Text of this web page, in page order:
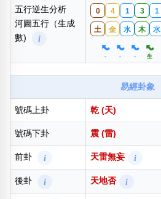
五行逆生分析
河圖五行（生成
數)
i
0 4 1 3 1
土 金 水 木 水
- - - 生
易經卦象
號碼上卦 乾 (天)
號碼下卦 震 (雷)
前卦 i 天雷無妄 i
後卦 i 天地否 i